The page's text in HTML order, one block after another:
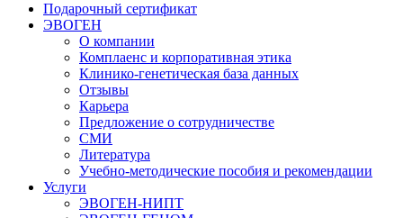
Подарочный сертификат
ЭВОГЕН
О компании
Комплаенс и корпоративная этика
Клинико-генетическая база данных
Отзывы
Карьера
Предложение о сотрудничестве
СМИ
Литература
Учебно-методические пособия и рекомендации
Услуги
ЭВОГЕН-НИПТ